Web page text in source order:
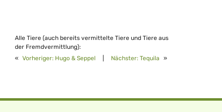
Alle Tiere (auch bereits vermittelte Tiere und Tiere aus
der Fremdvermittlung):
« Vorheriger: Hugo & Seppel Nächster: Tequila »